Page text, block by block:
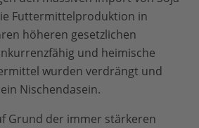
Futtermittelproduktion in
höheren gesetzlichen
und heimische
wurden verdrängt und
Nischendasein.
Grund der immer stärkeren